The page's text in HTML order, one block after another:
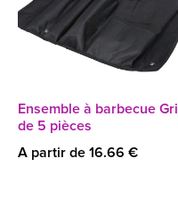
Ensemble à barbecue Gril
de 5 pièces
A partir de 16.66 €